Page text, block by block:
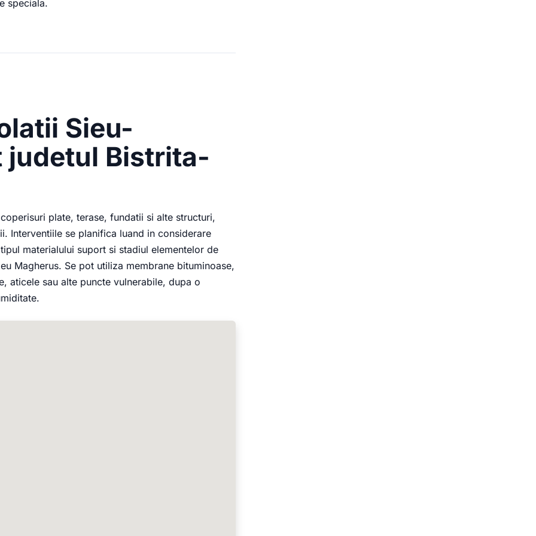
speciala.
Sieu-
judetul Bistrita-
plate, terase, fundatii si alte structuri,
Interventiile se planifica luand in considerare
materialului suport si stadiul elementelor de
Magherus. Se pot utiliza membrane bituminoase,
aticele sau alte puncte vulnerabile, dupa o